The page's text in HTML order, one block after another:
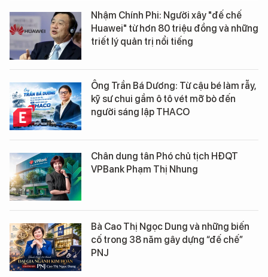
Nhậm Chính Phi: Người xây "đế chế
Huawei" từ hơn 80 triệu đồng và những
triết lý quản trị nổi tiếng
Ông Trần Bá Dương: Từ cậu bé làm rẫy,
kỹ sư chui gầm ô tô vét mỡ bò đến
người sáng lập THACO
Chân dung tân Phó chủ tịch HĐQT
VPBank Phạm Thị Nhung
Bà Cao Thị Ngọc Dung và những biến
cố trong 38 năm gây dựng “đế chế”
PNJ